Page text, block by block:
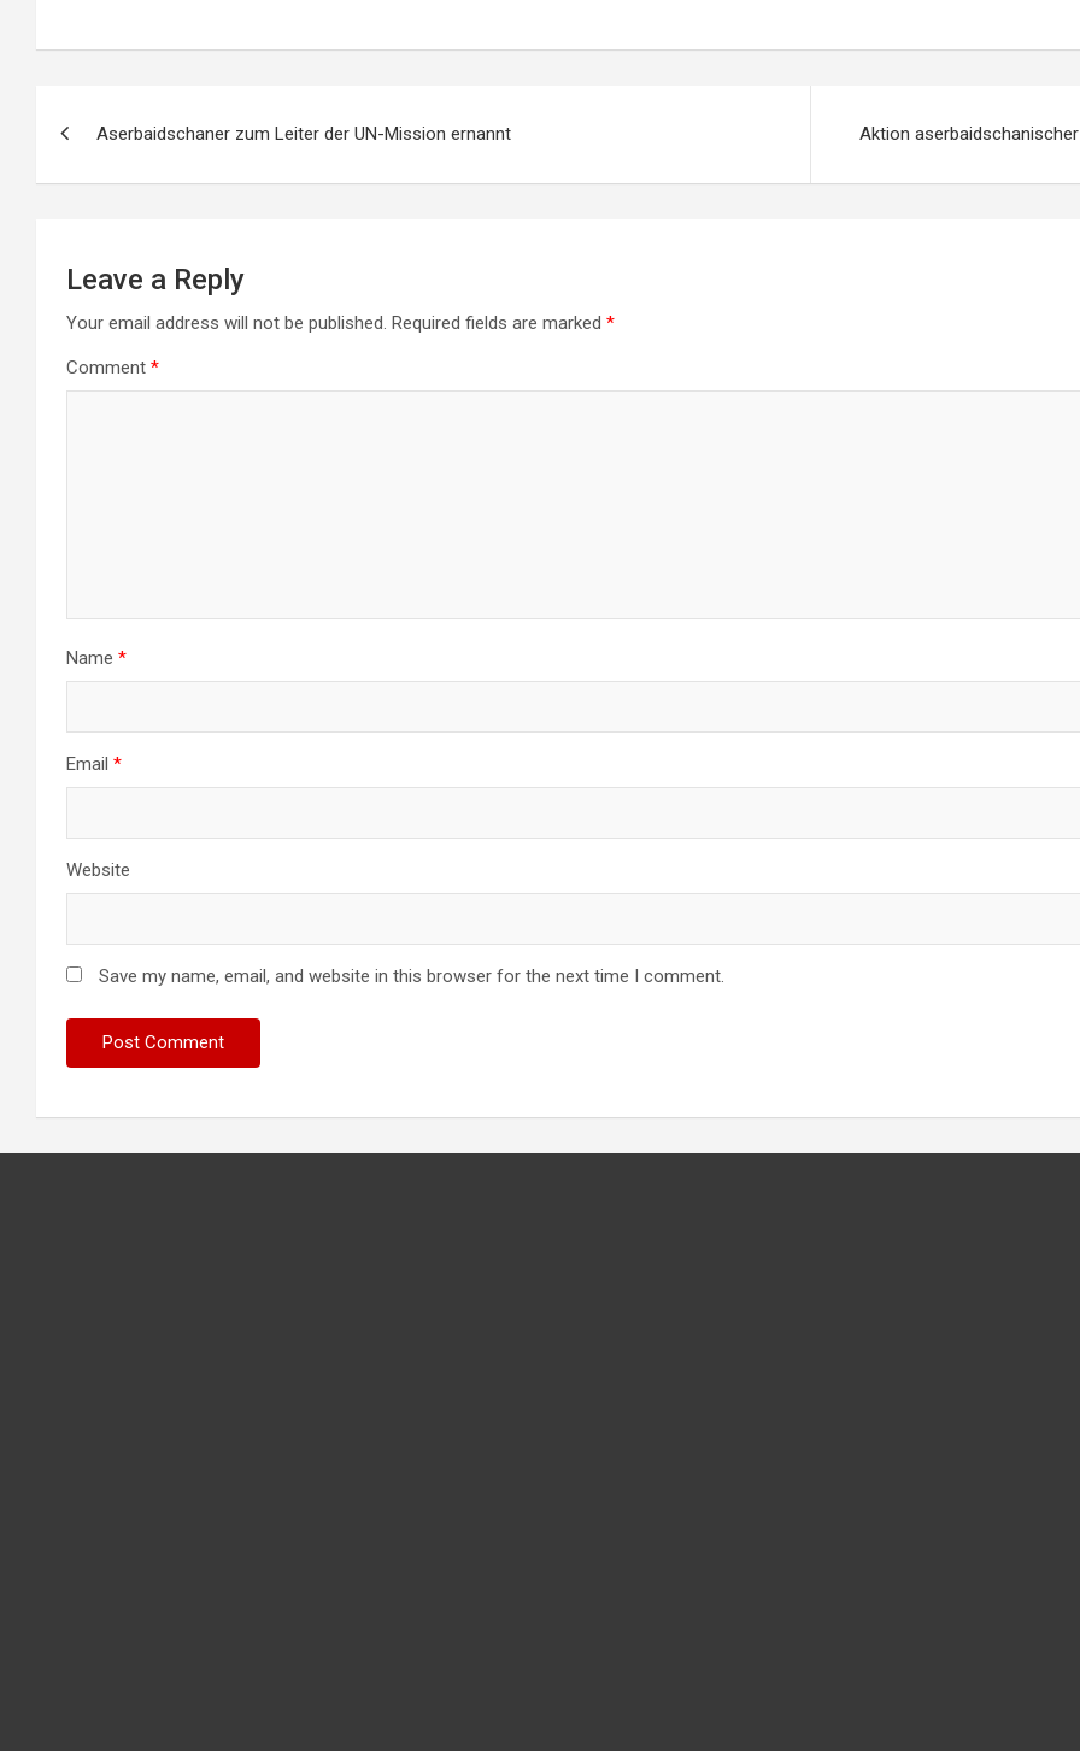
Aserbaidschaner zum Leiter der UN-Mission ernannt Aktion
Leave a Reply
Your email address will not be published. Required fields are marked *
Comment *
Name *
Email *
Website
Save my name, email, and website in this browser for the next time I comment.